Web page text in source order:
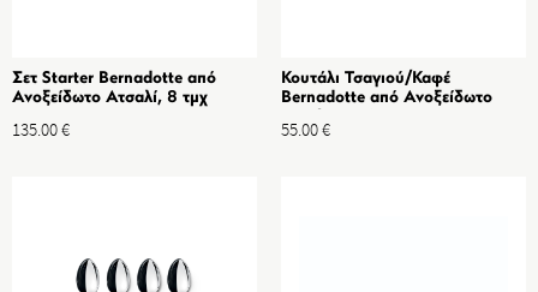
Σετ Starter Bernadotte από
Ανοξείδωτο Ατσαλί, 8 τμχ
135.00€
Κουτάλι Τσαγιού/Καφέ
Bernadotte από Ανοξείδωτο
55.00€